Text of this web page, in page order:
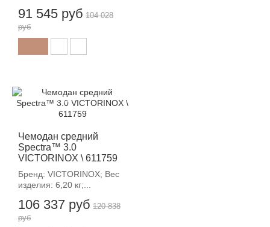
91 545 руб 104 028
руб
Чемодан средний
Spectra™ 3.0
VICTORINOX \ 611759
Бренд: VICTORINOX; Вес
изделия: 6,20 кг;...
106 337 руб
-12%
120 838
руб